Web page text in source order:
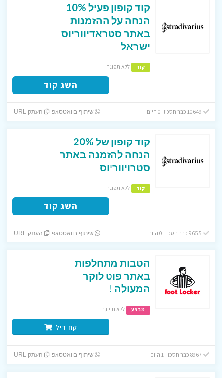
קוד קופון פעיל 10%
הנחה על ההזמנות
באתר סטראדיווריוס
ישראל
קוד ללא תפוגה
השג קוד
שיתוף בוואטסאפ העתק URL
קוד קופון של 20%
הנחה להזמנה באתר
סטרויווריוס
קוד ללא תפוגה
השג קוד
שיתוף בוואטסאפ העתק URL
הטבות מתחלפות
באתר פוט לוקר
המעולה !
מבצע ללא תפוגה
קח דיל
שיתוף בוואטסאפ העתק URL